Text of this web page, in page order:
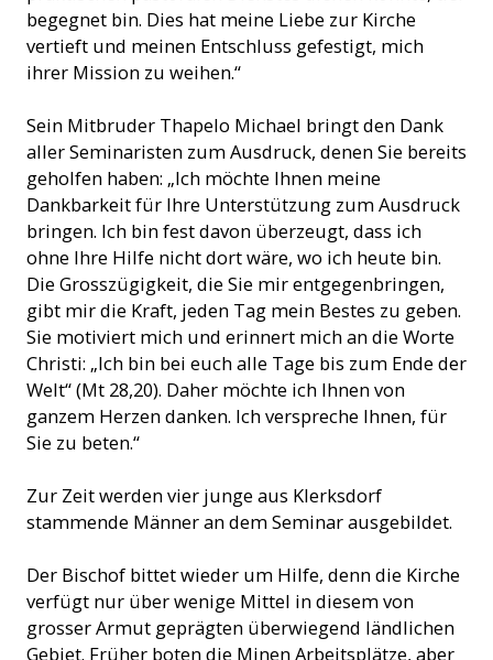
begegnet bin. Dies hat meine Liebe zur Kirche
vertieft und meinen Entschluss gefestigt, mich
ihrer Mission zu weihen.“
Sein Mitbruder Thapelo Michael bringt den Dank
aller Seminaristen zum Ausdruck, denen Sie bereits
geholfen haben: „Ich möchte Ihnen meine
Dankbarkeit für Ihre Unterstützung zum Ausdruck
bringen. Ich bin fest davon überzeugt, dass ich
ohne Ihre Hilfe nicht dort wäre, wo ich heute bin.
Die Grosszügigkeit, die Sie mir entgegenbringen,
gibt mir die Kraft, jeden Tag mein Bestes zu geben.
Sie motiviert mich und erinnert mich an die Worte
Christi: „Ich bin bei euch alle Tage bis zum Ende der
Welt“ (Mt 28,20). Daher möchte ich Ihnen von
ganzem Herzen danken. Ich verspreche Ihnen, für
Sie zu beten.“
Zur Zeit werden vier junge aus Klerksdorf
stammende Männer an dem Seminar ausgebildet.
Der Bischof bittet wieder um Hilfe, denn die Kirche
verfügt nur über wenige Mittel in diesem von
grosser Armut geprägten überwiegend ländlichen
Gebiet. Früher boten die Minen Arbeitsplätze, aber